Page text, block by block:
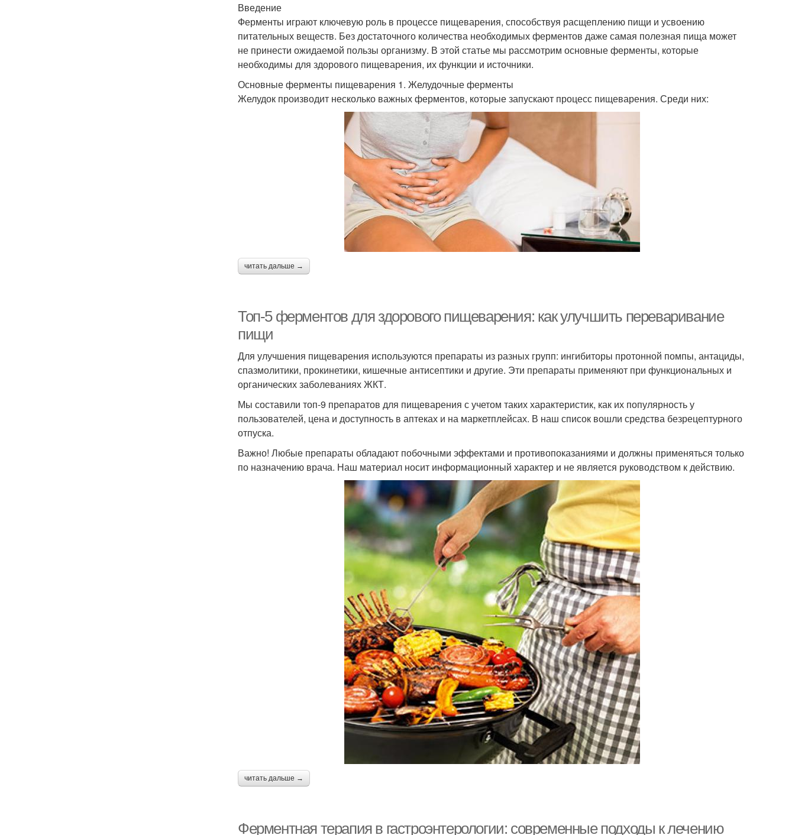
Введение
Ферменты играют ключевую роль в процессе пищеварения, способствуя расщеплению пищи и усвоению
питательных веществ. Без достаточного количества необходимых ферментов даже самая полезная пища может
не принести ожидаемой пользы организму. В этой статье мы рассмотрим основные ферменты, которые
необходимы для здорового пищеварения, их функции и источники.
Основные ферменты пищеварения 1. Желудочные ферменты
Желудок производит несколько важных ферментов, которые запускают процесс пищеварения. Среди них:
читать дальше →
Топ-5 ферментов для здорового пищеварения: как улучшить переваривание
пищи
Для улучшения пищеварения используются препараты из разных групп: ингибиторы протонной помпы, антациды,
спазмолитики, прокинетики, кишечные антисептики и другие. Эти препараты применяют при функциональных и
органических заболеваниях ЖКТ.
Мы составили топ-9 препаратов для пищеварения с учетом таких характеристик, как их популярность у
пользователей, цена и доступность в аптеках и на маркетплейсах. В наш список вошли средства безрецептурного
отпуска.
Важно! Любые препараты обладают побочными эффектами и противопоказаниями и должны применяться только
по назначению врача. Наш материал носит информационный характер и не является руководством к действию.
читать дальше →
Ферментная терапия в гастроэнтерологии: современные подходы к лечению